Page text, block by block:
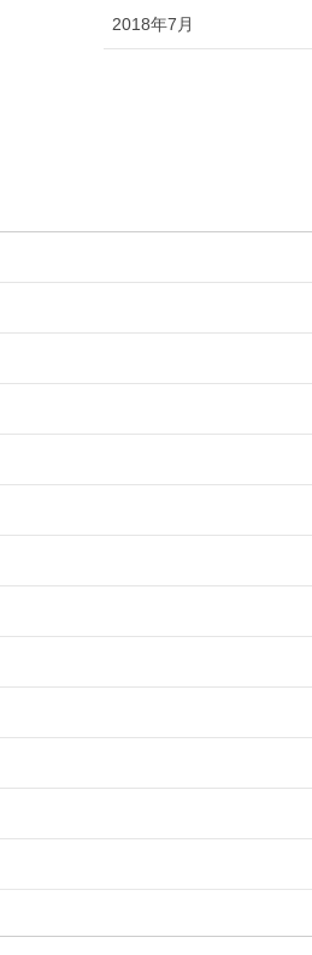
2018年7月